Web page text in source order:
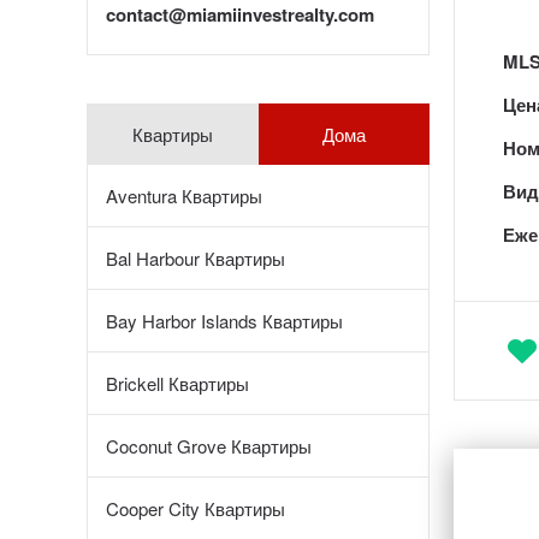
contact@miamiinvestrealty.com
Квартиры
Aventura Квартиры
Bal Harbour Квартиры
Bay Harbor Islands Квартиры
Brickell Квартиры
Coconut Grove Квартиры
Cooper City Квартиры
Дома